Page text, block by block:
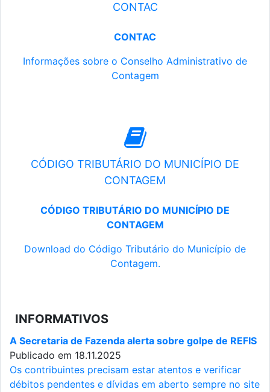
CONTAC
CONTAC
Informações sobre o Conselho Administrativo de
Contagem
CÓDIGO TRIBUTÁRIO DO MUNICÍPIO DE
CONTAGEM
CÓDIGO TRIBUTÁRIO DO MUNICÍPIO DE
CONTAGEM
Download do Código Tributário do Município de
Contagem.
INFORMATIVOS
A Secretaria de Fazenda alerta sobre golpe de REFIS
Publicado em 18.11.2025
Os contribuintes precisam estar atentos e verificar
débitos pendentes e dívidas em aberto sempre no site